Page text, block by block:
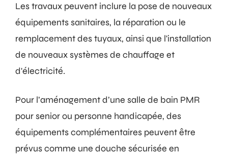
Les travaux peuvent inclure la pose de nouveaux
équipements sanitaires, la réparation ou le
remplacement des tuyaux, ainsi que l'installation
de nouveaux systèmes de chauffage et
d'électricité.
Pour l’aménagement d’une salle de bain PMR
pour senior ou personne handicapée, des
équipements complémentaires peuvent être
prévus comme une douche sécurisée en